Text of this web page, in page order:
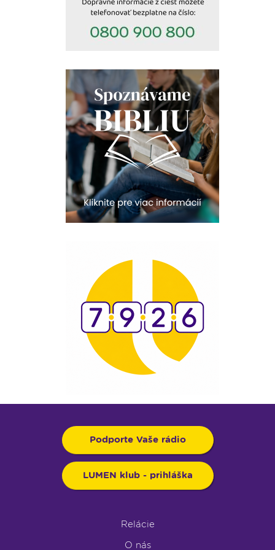
Podporte Vaše rádio
LUMEN klub - prihláška
Relácie
O nás